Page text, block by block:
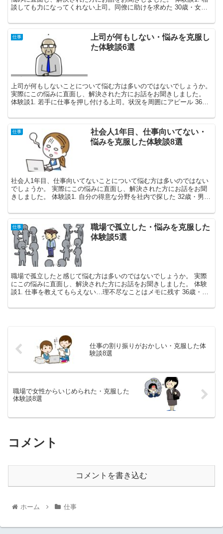
談しても力になってくれない上司。同僚に助けを求めた 30歳・女性
仕事
上司が何もしない・悩みを克服し
た体験談6選
上司が何もしないことについて悩む方は多いのではないでしょうか。
実際にこの悩みに直面し、解決された方にお話をお聞きしました。
体験談1. 若手に仕事を押し付ける上司。状況を周囲にアピール 36
仕事
社会人1年目、仕事向いてない・
悩みを克服した体験談8選
社会人1年目、仕事向いてないことについて悩む方は多いのではない
でしょうか。 実際にこの悩みに直面し、解決された方にお話をお聞
きしました。 体験談1. 自分の得意な分野を社内で探した 32歳・男性
仕事
職場で孤立した・悩みを克服した
体験談5選
職場で孤立したと感じて悩む方は多いのではないでしょうか。 実際
にこの悩みに直面し、解決された方にお話をお聞きしました。 体験
談1. 仕事を教えてもらえない…理不尽なことはメモに残す 36歳・女
仕事の割り振りがおかしい・克服した体
験談8選
職場で女性からいじめられた・克服した
体験談8選
コメント
コメントを書き込む
ホーム 仕事